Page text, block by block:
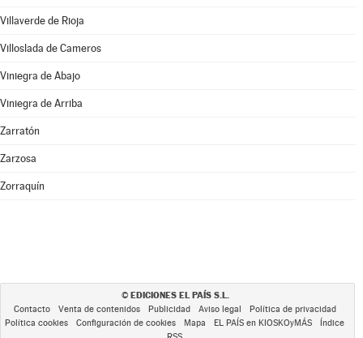
Villaverde de Rioja
Villoslada de Cameros
Viniegra de Abajo
Viniegra de Arriba
Zarratón
Zarzosa
Zorraquín
© EDICIONES EL PAÍS S.L.
Contacto Venta de contenidos Publicidad Aviso legal
Política de privacidad
Política cookies
Configuración de cookies Mapa EL PAÍS en KIOSKOyMÁS
Índice